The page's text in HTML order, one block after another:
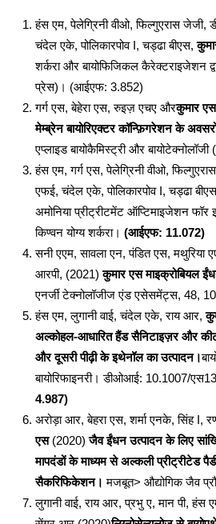
हंस एम, पेलेग्रिनी वीओ, फिल्गुएरास जेजी,
चंदेल एके, पोलिकारपोव I, चड्ढा बीएस,
शर्करा और बायोफिजिकल कैरेक्टराइजेशन
प्रेस)। (आईएफ: 3.852)
गर्ग एस, बेहेरा एस, रुइज़ एचए औरकुमार एस
मेम्ब्रेन बायोरिएक्टर कॉन्फ़िगरेशन के
एप्लाइड बायोकैमिस्ट्री और
हंस एम, गर्ग एस, पेलेग्रिनी वीओ,
एफई, चंदेल एके, पोलिकारपोव I, चड्ढा
अमोनिया प्रीट्रीटमेंट ऑप्टिमाइजेशन
किण्वन योग्य शर्करा। (आईएफ: 11.072)
सनी एएम, सावला एन, पंडित एस, मथुरिया
आरपी, (2021)कुमार एस माइक्रोबियल
एनर्जी टेक्नोलॉजीज एंड एसेसमेंट्स, 48,
हंस एम, लुगानी वाई, चंदेल एके, राय आर,
अल्कोहल-आधारित हैंड सैनिटाइज़र और
और दूसरी पीढ़ी के इथेनॉल का उत्पादन।
बायोरिफाइनरी। डीओआई: 10.1007/
4.987)
अरोड़ा आर, बेहरा एस, शर्मा एनके, सिंह I,
एस(2020)जैव ईंधन उत्पादन के लिए
मापदंडों के माध्यम से अल्कली प्रीट्रीटेड पैडी
सैकरिफिकेशन। मजबूत> औद्योगिक जैव
लुगानी वाई, राय आर, प्रभु ए, मान पी, हंस